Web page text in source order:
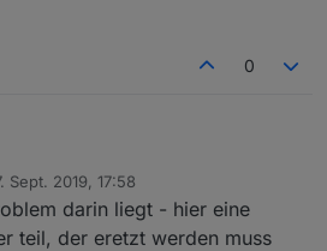
bei mylog wieder entfernen 0
Keller oder Schlafzimmer (beider per
Sept. 2019, 17:58
von
darin liegt - hier eine
teil, der eretzt werden muss